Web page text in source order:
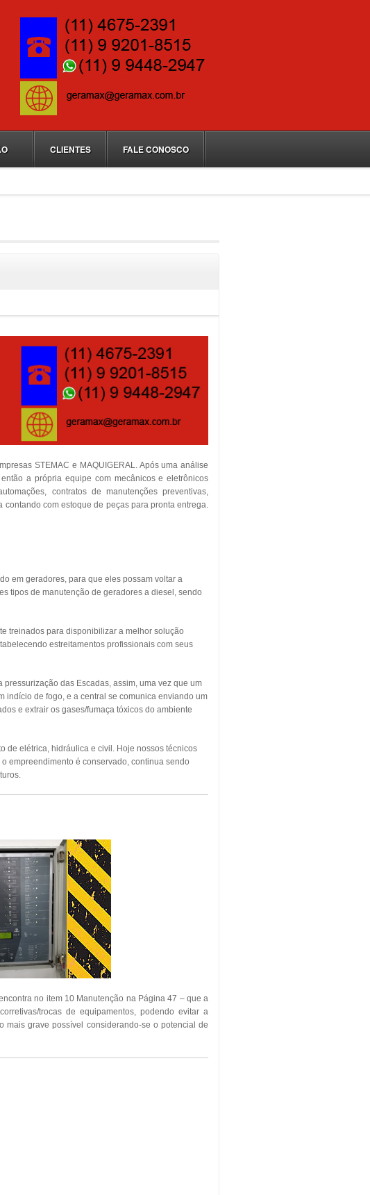
CLIENTES FALE CONOSCO
STEMAC e MAQUIGERAL. Após uma análise
a própria equipe com mecânicos e eletrônicos
contratos de manutenções preventivas,
com estoque de peças para pronta entrega.
em geradores, para que eles possam voltar a
tipos de manutenção de geradores a diesel, sendo
treinados para disponibilizar a melhor solução
estreitamentos profissionais com seus
das Escadas, assim, uma vez que um
indício de fogo, e a central se comunica enviando um
e extrair os gases/fumaça tóxicos do ambiente
de elétrica, hidráulica e civil. Hoje nossos técnicos
empreendimento é conservado, continua sendo
no item 10 Manutenção na Página 47 – que a
trocas de equipamentos, podendo evitar a
grave possível considerando-se o potencial de